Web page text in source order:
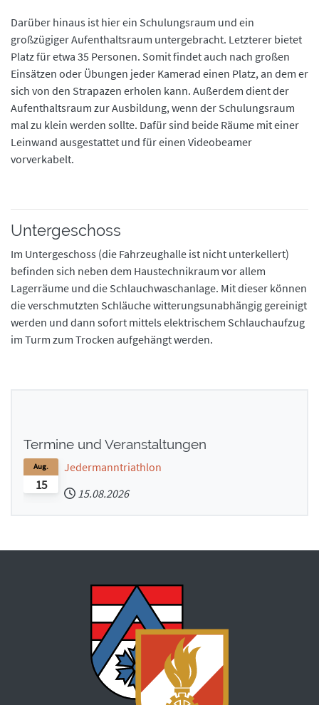
Darüber hinaus ist hier ein Schulungsraum und ein
großzügiger Aufenthaltsraum untergebracht. Letzterer bietet
Platz für etwa 35 Personen. Somit findet auch nach großen
Einsätzen oder Übungen jeder Kamerad einen Platz, an dem er
sich von den Strapazen erholen kann. Außerdem dient der
Aufenthaltsraum zur Ausbildung, wenn der Schulungsraum
mal zu klein werden sollte. Dafür sind beide Räume mit einer
Leinwand ausgestattet und für einen Videobeamer
vorverkabelt.
Untergeschoss
Im Untergeschoss (die Fahrzeughalle ist nicht unterkellert)
befinden sich neben dem Haustechnikraum vor allem
Lagerräume und die Schlauchwaschanlage. Mit dieser können
die verschmutzten Schläuche witterungsunabhängig gereinigt
werden und dann sofort mittels elektrischem Schlauchaufzug
im Turm zum Trocken aufgehängt werden.
Termine und Veranstaltungen
15
Aug.
Jedermanntriathlon
15.08.2026